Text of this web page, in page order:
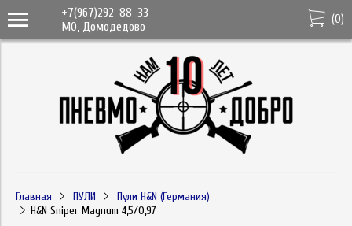
+7(967)292-88-33
МО, Домодедово
(0)
Главная ПУЛИ
Пули H&N (Германия)
H&N Sniper Magnum 4,5/0,97